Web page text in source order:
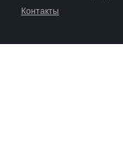
Контакты